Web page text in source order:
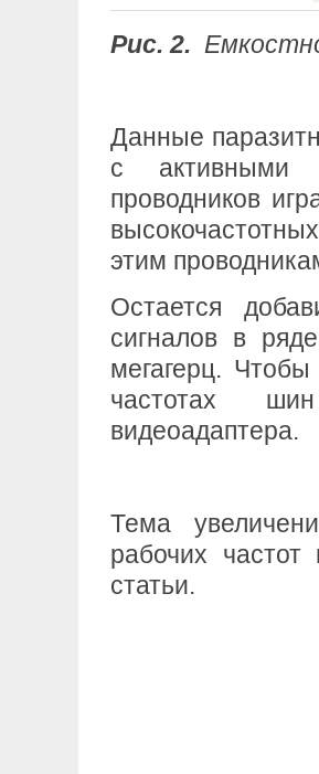
Рис. 2.
Данные
с активными
проводников
этим
Остается
сигналов в
мегагерц.
частотах
видеоадаптера.
Тема
рабочих
статьи.